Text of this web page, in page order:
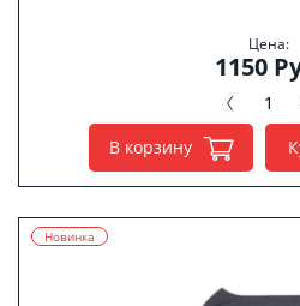
Цена:
1150
В корзину
Новинка